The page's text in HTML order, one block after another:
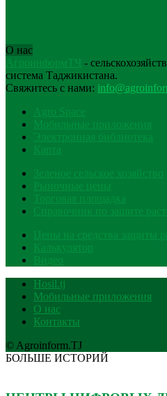
О нас
АгроинформТҶ -
система Таджикистана.
Свяжитесь с нами:
Agro Space
Мобильные приложения
Электронная библиотека
Карта
Зеленое сельское хозяйство
Рыночные цены
Торговая площадка
Справочник по защите
Цены на средства защиты
Калькулятор
Видео
Hosil.tj
Мобильные приложения
О нас
Контакты
© Agroinform.TJ
БОЛЬШЕ ИСТОРИЙ